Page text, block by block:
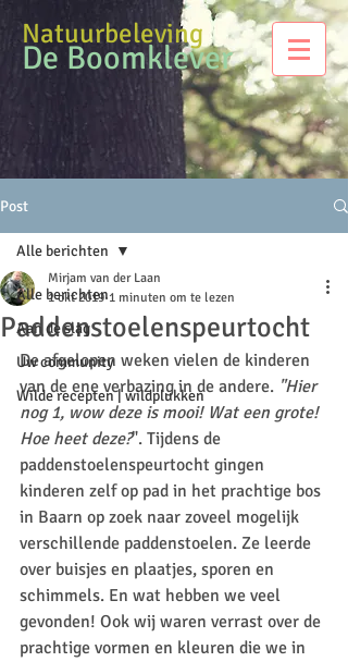
Natuurbeleving
De Boomklever
Post
Alle berichten
Aan de slag
Uw community
Wilde recepten | wildplukken
Alle berichten
Paddenstoelenspeurtocht
Mirjam van der Laan
1 okt 2019 1 minuten om te lezen
De afgelopen weken vielen de kinderen
van de ene verbazing in de andere. "Hier
nog 1, wow deze is mooi! Wat een grote!
Hoe heet deze?". Tijdens de
paddenstoelenspeurtocht gingen
kinderen zelf op pad in het prachtige bos
in Baarn op zoek naar zoveel mogelijk
verschillende paddenstoelen. Ze leerde
over buisjes en plaatjes, sporen en
schimmels. En wat hebben we veel
gevonden! Ook wij waren verrast over de
prachtige vormen en kleuren die we in